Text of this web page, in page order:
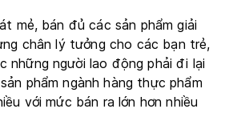
mẻ, bán đủ các sản phẩm giải
chân lý tưởng cho các bạn trẻ,
những người lao động phải đi lại
phẩm ngành hàng thực phẩm
với mức bán ra lớn hơn nhiều